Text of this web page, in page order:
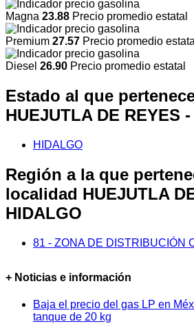
Magna 23.88 Precio promedio estatal
Premium 27.57 Precio promedio
Diesel 26.90 Precio promedio estatal
Estado al que
HUEJUTLA DE REYES
HIDALGO
Región a la que
localidad HUEJUTLA
HIDALGO
81 - ZONA DE DISTRIBUCIÓN
+ Noticias e información
Baja el precio del gas LP en
tanque de 20 kg